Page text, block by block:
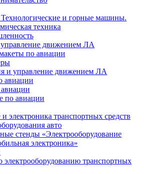
и горные машины.
техника
движением ЛА
по авиации
и управление движением ЛА
авиации
по авиации
электроника транспортных средств
авто
стенды «Электрооборудование
электроника»
электрооборудованию транспортных